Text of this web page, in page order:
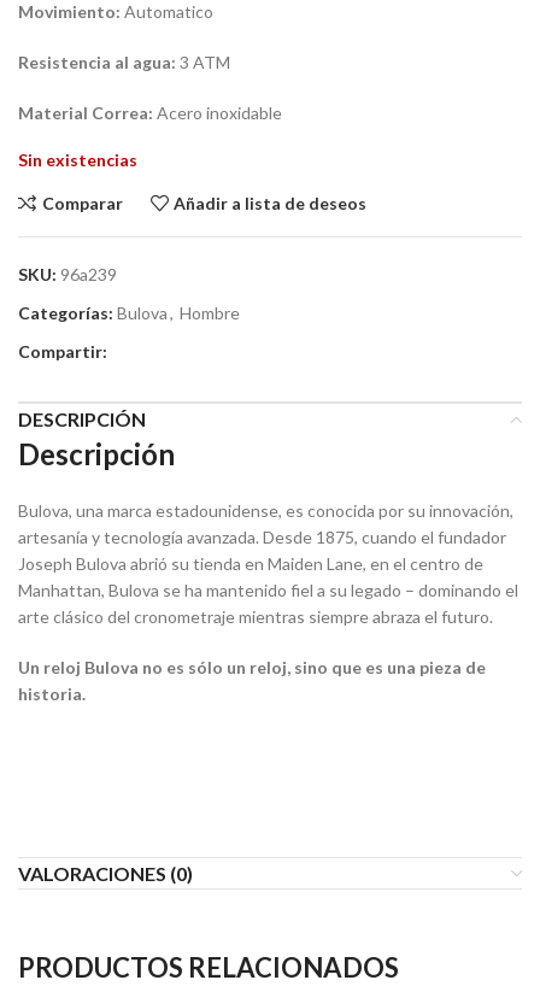
Movimiento: Automatico
Resistencia al agua: 3 ATM
Material Correa: Acero inoxidable
Sin existencias
Comparar Añadir a lista de deseos
SKU: 96a239
Categorías: Bulova, Hombre
Compartir:
DESCRIPCIÓN
Descripción
Bulova, una marca estadounidense, es conocida por su innovación,
artesanía y tecnología avanzada. Desde 1875, cuando el fundador
Joseph Bulova abrió su tienda en Maiden Lane, en el centro de
Manhattan, Bulova se ha mantenido fiel a su legado – dominando el
arte clásico del cronometraje mientras siempre abraza el futuro.
Un reloj Bulova no es sólo un reloj, sino que es una pieza de
historia.
VALORACIONES (0)
PRODUCTOS RELACIONADOS